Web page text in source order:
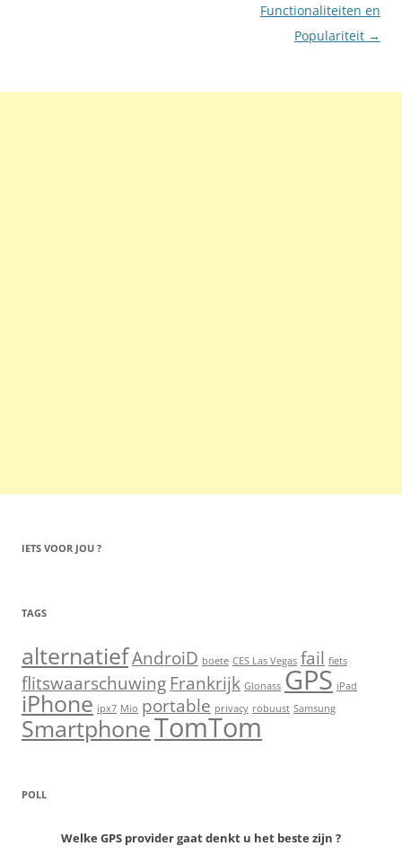
Functionaliteiten en
Populariteit →
IETS VOOR JOU ?
TAGS
alternatiefAndroiD boete CES Las Vegas fail fiets
flitswaarschuwing Frankrijk Glonass GPS iPad
iPhone ipx7 Mio portable privacy robuust Samsung
SmartphoneTomTom
POLL
Welke GPS provider gaat denkt u het beste zijn ?